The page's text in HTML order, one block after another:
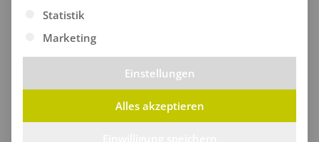
Statistik
Marketing
Einstellungen
Alles akzeptieren